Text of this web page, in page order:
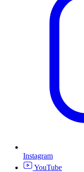
Instagram
YouTube